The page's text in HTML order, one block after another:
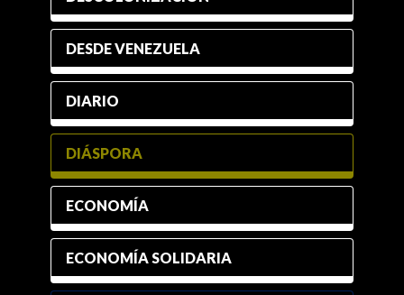
DESDE VENEZUELA
DIARIO
DIÁSPORA
ECONOMÍA
ECONOMÍA SOLIDARIA